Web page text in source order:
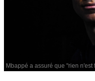
Mbappé a assuré que "rien